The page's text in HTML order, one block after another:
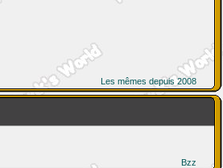
Les mêmes depuis 2008
Bzz